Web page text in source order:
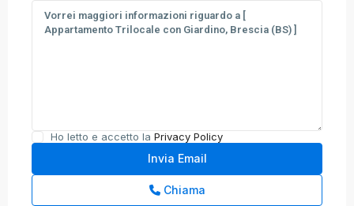
Ho letto e accetto la Privacy Policy
Chiama